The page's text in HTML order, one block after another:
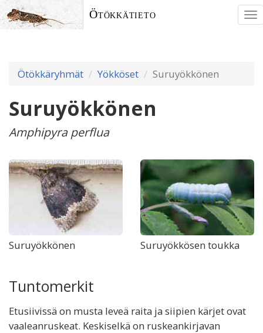
Ötökkätieto
Ötökkäryhmät Yökköset Suruyökkönen
Suruyökkönen
Amphipyra perflua
Suruyökkönen Suruyökkösen toukka
Tuntomerkit
Etusiivissä on musta leveä raita ja siipien kärjet ovat
vaaleanruskeat. Keskiselkä on ruskeankirjavan